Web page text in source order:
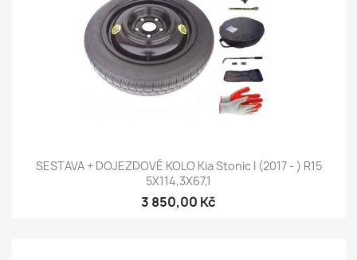
SESTAVA + DOJEZDOVÉ KOLO Kia Stonic I (2017 - ) R15
5X114,3X67,1
3 850,00 Kč